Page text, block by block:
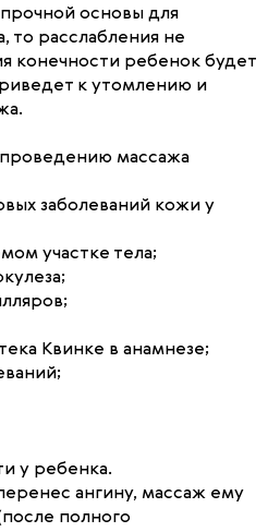
основы для
то расслабления не
конечности ребенок будет
к утомлению и
массажа
заболеваний кожи у
участке тела;
Квинке в анамнезе;
у ребенка.
ангину, массаж ему
полного